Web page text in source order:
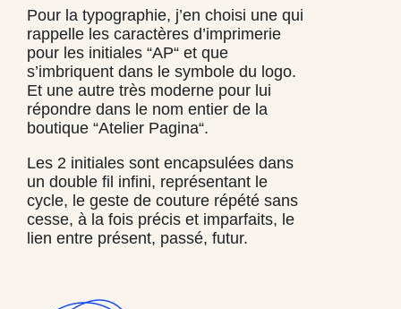
Pour la typographie, j’en choisi une qui
rappelle les caractères d’imprimerie
pour les initiales “AP“ et que
s’imbriquent dans le symbole du logo.
Et une autre très moderne pour lui
répondre dans le nom entier de la
boutique “Atelier Pagina“.
Les 2 initiales sont encapsulées dans
un double fil infini, représentant le
cycle, le geste de couture répété sans
cesse, à la fois précis et imparfaits, le
lien entre présent, passé, futur.